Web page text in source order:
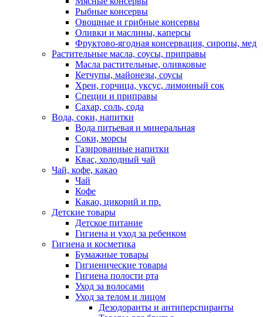
Рыбные консервы
Овощные и грибные консервы
Оливки и маслины, каперсы
Фруктово-ягодная консервация, сиропы, мед
Растительные масла, соусы, приправы
Масла растительные, оливковые
Кетчупы, майонезы, соусы
Хрен, горчица, уксус, лимонный сок
Специи и приправы
Сахар, соль, сода
Вода, соки, напитки
Вода питьевая и минеральная
Соки, морсы
Газированные напитки
Квас, холодный чай
Чай, кофе, какао
Чай
Кофе
Какао, цикорий и пр.
Детские товары
Детское питание
Гигиена и уход за ребенком
Гигиена и косметика
Бумажные товары
Гигиенические товары
Гигиена полости рта
Уход за волосами
Уход за телом и лицом
Дезодоранты и антиперспиранты